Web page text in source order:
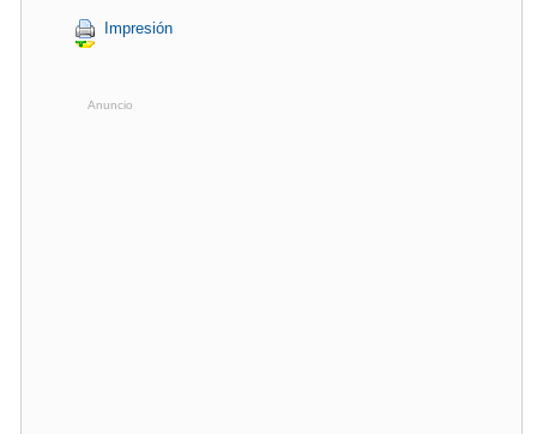
Impresión
Anuncio